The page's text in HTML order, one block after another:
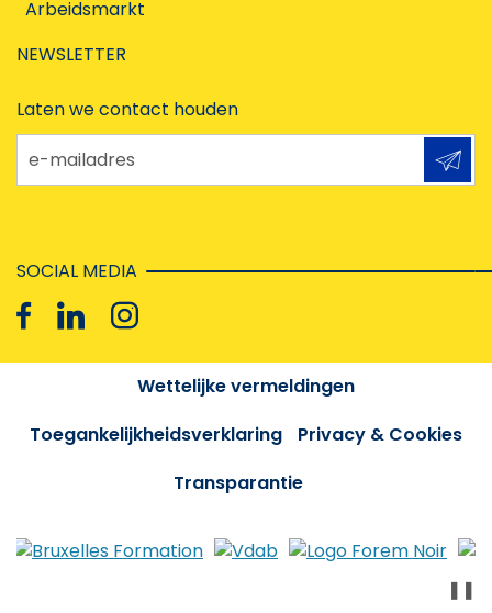
Arbeidsmarkt
NEWSLETTER
Laten we contact houden
e-mailadres
SOCIAL MEDIA
Wettelijke vermeldingen
Toegankelijkheidsverklaring
Privacy & Cookies
Transparantie
❚❚